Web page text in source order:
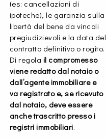
(es: cancellazioni di
ipoteche), le garanzia sulla
libertà del bene da vincoli
pregiudizievoli e la data del
contratto definitivo o rogito.
Di regola il compromesso
viene redatto dal notaio o
dall’agente immobiliare e
va registrato e, se ricevuto
dal notaio, deve essere
anche trascritto presso i
registri immobiliari.